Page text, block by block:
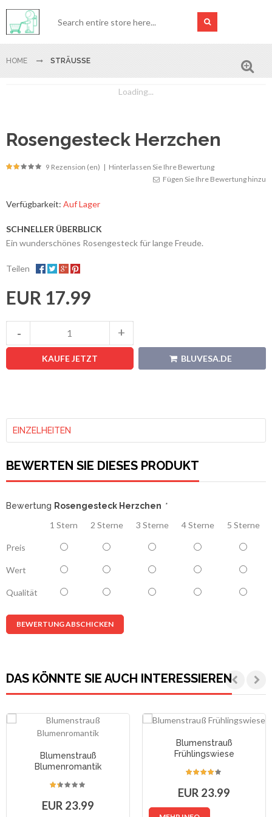
HOME STRÄUSSE
Loading...
Rosengesteck Herzchen
9 Rezension (en) | Hinterlassen Sie Ihre Bewertung
Fügen Sie Ihre Bewertung hinzu
Verfügbarkeit: Auf Lager
SCHNELLER ÜBERBLICK
Ein wunderschönes Rosengesteck für lange Freude.
Teilen
EUR 17.99
KAUFE JETZT BLUVESA.DE
EINZELHEITEN
BEWERTEN SIE DIESES PRODUKT
Bewertung Rosengesteck Herzchen *
1 Stern 2 Sterne 3 Sterne 4 Sterne 5 Sterne
Preis
Wert
Qualität
BEWERTUNG ABSCHICKEN
DAS KÖNNTE SIE AUCH INTERESSIEREN
Blumenstrauß
Blumenromantik
EUR 23.99
Blumenstrauß
Frühlingswiese
EUR 23.99